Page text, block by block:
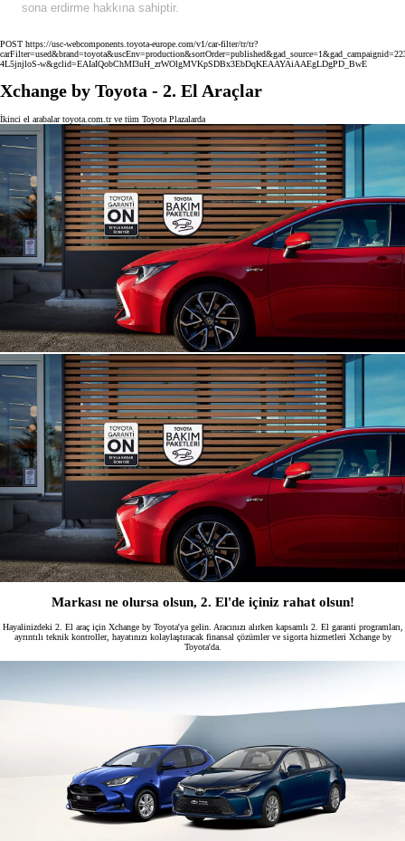
sona erdirme hakkına sahiptir.
POST https://usc-webcomponents.toyota-europe.com/v1/car-filter/tr/tr?
4L5jnjloS-w&gclid=EAIaIQobChMI3uH_zrWOlgMVKpSDBx3EbDqKEAAYAiAAEgLDgPD_BwE
Xchange by Toyota - 2. El Araçlar
İkinci el arabalar toyota.com.tr ve tüm Toyota Plazalarda
Markası ne olursa olsun, 2. El'de içiniz rahat olsun!
Hayalinizdeki 2. El araç için Xchange by Toyota'ya gelin. Aracınızı alırken kapsamlı 2. El garanti programları,
ayrıntılı teknik kontroller, hayatınızı kolaylaştıracak finansal çözümler ve sigorta hizmetleri Xchange by
Toyota'da.